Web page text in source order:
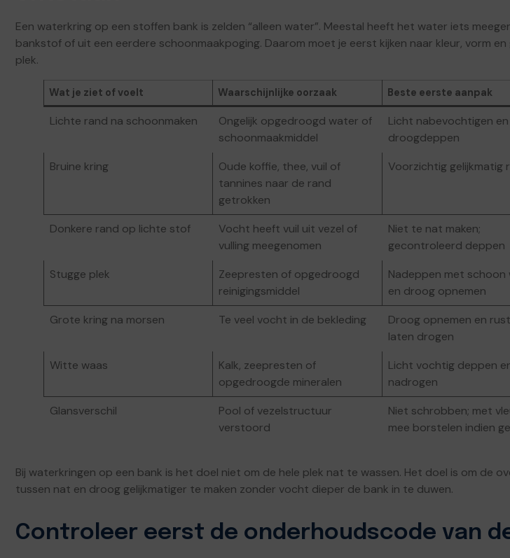
Een waterkring op een stoffen bank is zelden “alleen water”. Meestal heeft het water iets
bankstof of uit een eerdere schoonmaakpoging. Daarom moet je eerst kijken naar kleur, vorm en
plek.
Wat je ziet of voelt Waarschijnlijke oorzaak Beste eerste aanpak
Lichte rand na schoonmaken
Ongelijk opgedroogd water of
schoonmaakmiddel
Licht nabevochtigen en
droogdeppen
Bruine kring
Oude koffie, thee, vuil of
tannines naar de rand
getrokken
Voorzichtig gelijkmatig
Donkere rand op lichte stof
Vocht heeft vuil uit vezel of
vulling meegenomen
Niet te nat maken;
gecontroleerd deppen
Stugge plek
Zeepresten of opgedroogd
reinigingsmiddel
Nadeppen met schoon
en droog opnemen
Grote kring na morsen
Te veel vocht in de bekleding
Droog opnemen en
laten drogen
Witte waas
Kalk, zeepresten of
opgedroogde mineralen
Licht vochtig deppen
nadrogen
Glansverschil
Pool of vezelstructuur
verstoord
Niet schrobben; met
mee borstelen indien
Bij waterkringen op een bank is het doel niet om de hele plek nat te wassen. Het doel is om de
tussen nat en droog gelijkmatiger te maken zonder vocht dieper de bank in te duwen.
Controleer eerst de onderhoudscode van